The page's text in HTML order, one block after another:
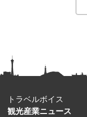
トラベルボイス
観光産業ニュース